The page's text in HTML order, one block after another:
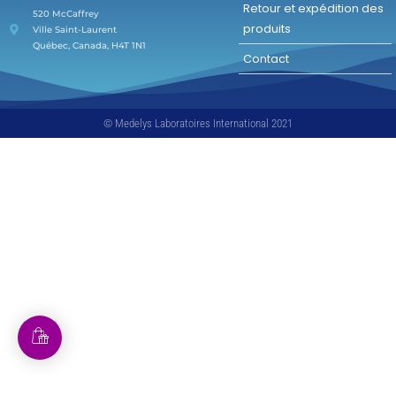
520 McCaffrey
Ville Saint-Laurent
Québec, Canada, H4T 1N1
Retour et expédition des
produits
Contact
© Medelys Laboratoires International 2021